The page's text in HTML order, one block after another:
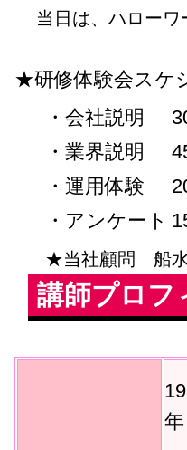
当日は、ハローワ
★研修体験会スケ
・会社説明
・業界説明
・運用体験
・アンケート
★当社顧問 船水
講師プロフ
年